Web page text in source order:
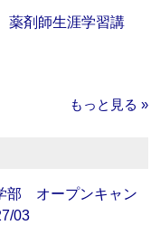
薬剤師生涯学習講
もっと見る »
部 オープンキャン
03